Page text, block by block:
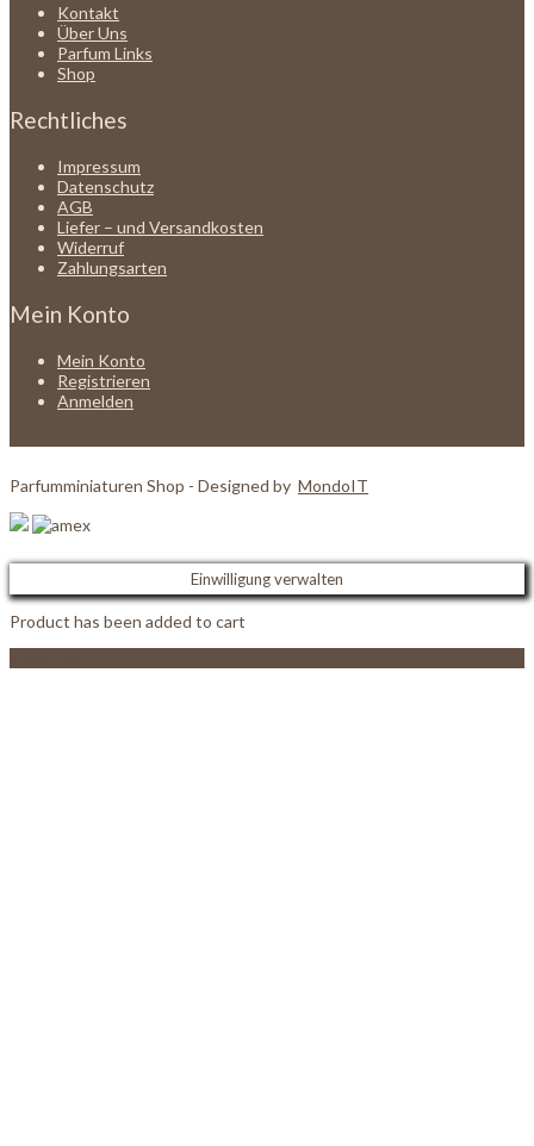
Kontakt
Über Uns
Parfum Links
Shop
Rechtliches
Impressum
Datenschutz
AGB
Liefer – und Versandkosten
Widerruf
Zahlungsarten
Mein Konto
Mein Konto
Registrieren
Anmelden
Parfumminiaturen Shop - Designed by MondoIT
Einwilligung verwalten
Product has been added to cart